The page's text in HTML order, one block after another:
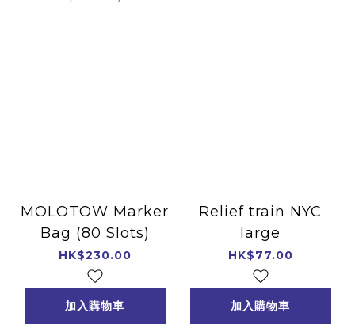
MOLOTOW Marker
Bag (80 Slots)
HK$230.00
加入購物車
Relief train NYC
large
HK$77.00
加入購物車